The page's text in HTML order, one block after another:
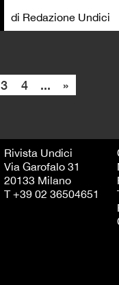
di Redazione Undici
3 4 ... »
Rivista Undici
Via Garofalo 31
20133 Milano
T +39 02 36504651